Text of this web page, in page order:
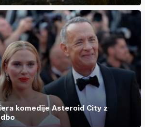
komedije Asteroid City z